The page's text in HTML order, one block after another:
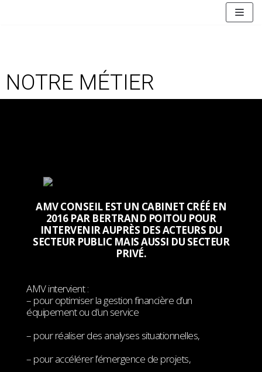
NOTRE MÉTIER
AMV CONSEIL EST UN CABINET CRÉÉ EN
2016 PAR BERTRAND POITOU POUR
INTERVENIR AUPRÈS DES ACTEURS DU
SECTEUR PUBLIC MAIS AUSSI DU SECTEUR
PRIVÉ.
AMV intervient :
– pour optimiser la gestion financière d’un
équipement ou d’un service
– pour réaliser des analyses situationnelles,
– pour accélérer l’émergence de projets,